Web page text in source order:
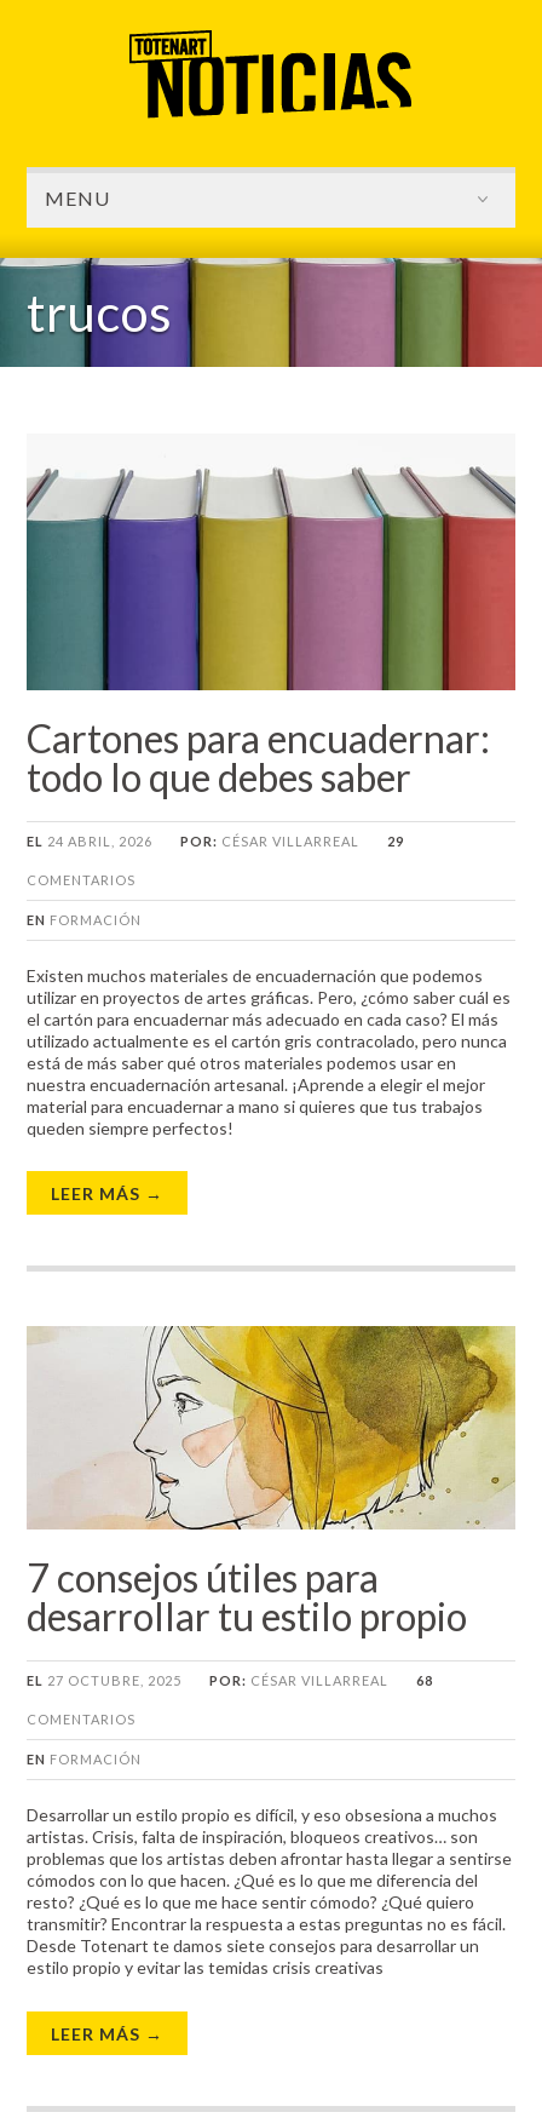
MENU
trucos
Cartones para encuadernar:
todo lo que debes saber
EL 24 ABRIL, 2026 POR: CÉSAR VILLARREAL 29
COMENTARIOS
EN FORMACIÓN
Existen muchos materiales de encuadernación que podemos
utilizar en proyectos de artes gráficas. Pero, ¿cómo saber cuál es
el cartón para encuadernar más adecuado en cada caso? El más
utilizado actualmente es el cartón gris contracolado, pero nunca
está de más saber qué otros materiales podemos usar en
nuestra encuadernación artesanal. ¡Aprende a elegir el mejor
material para encuadernar a mano si quieres que tus trabajos
queden siempre perfectos!
LEER MÁS →
7 consejos útiles para
desarrollar tu estilo propio
EL 27 OCTUBRE, 2025 POR: CÉSAR VILLARREAL 68
COMENTARIOS
EN FORMACIÓN
Desarrollar un estilo propio es difícil, y eso obsesiona a muchos
artistas. Crisis, falta de inspiración, bloqueos creativos… son
problemas que los artistas deben afrontar hasta llegar a sentirse
cómodos con lo que hacen. ¿Qué es lo que me diferencia del
resto? ¿Qué es lo que me hace sentir cómodo? ¿Qué quiero
transmitir? Encontrar la respuesta a estas preguntas no es fácil.
Desde Totenart te damos siete consejos para desarrollar un
estilo propio y evitar las temidas crisis creativas
LEER MÁS →